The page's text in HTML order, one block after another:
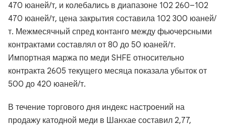
470 юаней/т, и колебались в диапазоне 102 260–102
470 юаней/т, цена закрытия составила 102 300 юаней/
т. Межмесячный спред контанго между фьючерсными
контрактами составлял от 80 до 50 юаней/т.
Импортная маржа по меди SHFE относительно
контракта 2605 текущего месяца показала убыток от
500 до 420 юаней/т.
В течение торгового дня индекс настроений на
продажу катодной меди в Шанхае составил 2,77,